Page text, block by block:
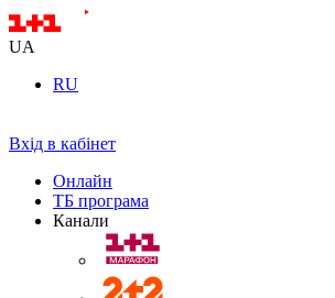
UA
RU
Вхід в кабінет
Онлайн
ТБ програма
Канали